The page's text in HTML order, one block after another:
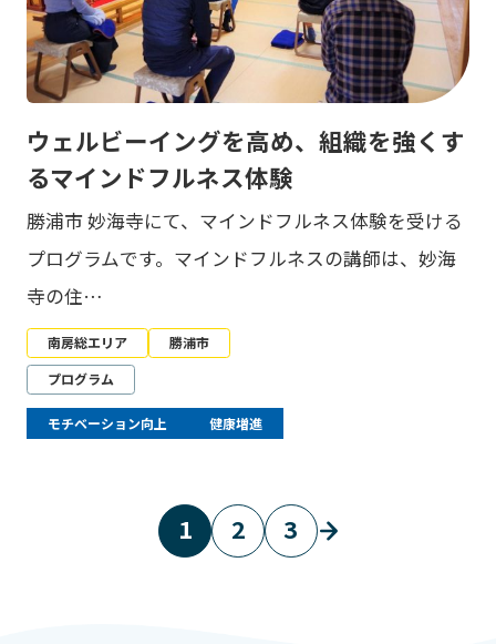
ウェルビーイングを高め、組織を強くす
るマインドフルネス体験
勝浦市 妙海寺にて、マインドフルネス体験を受ける
プログラムです。マインドフルネスの講師は、妙海
寺の住…
南房総エリア
勝浦市
プログラム
モチベーション向上 健康増進
1 2 3